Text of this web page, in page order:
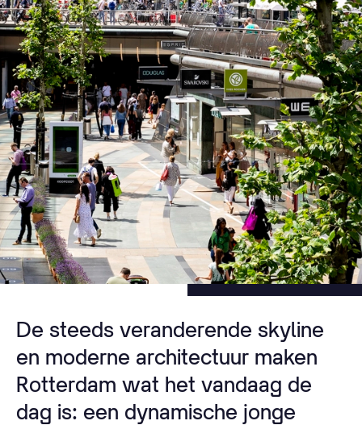
De steeds veranderende skyline
en moderne architectuur maken
Rotterdam wat het vandaag de
dag is: een dynamische jonge